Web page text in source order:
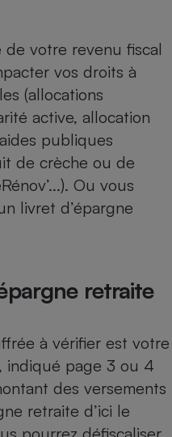
de votre revenu fiscal
vos droits à
(allocations
active, allocation
publiques
de crèche ou de
Ou vous
livret d’épargne
retraite
à vérifier est votre
indiqué page 3 ou 4
des versements
retraite d’ici le